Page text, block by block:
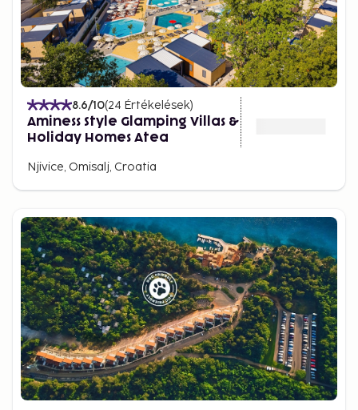
8.6/10(24 Értékelések)
Aminess Style Glamping Villas &
Holiday Homes Atea
Njivice, Omisalj, Croatia